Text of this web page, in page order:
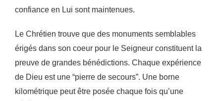
confiance en Lui sont maintenues.
Le Chrétien trouve que des monuments semblables
érigés dans son coeur pour le Seigneur constituent la
preuve de grandes bénédictions. Chaque expérience
de Dieu est une “pierre de secours”. Une borne
kilométrique peut être posée chaque fois qu’une